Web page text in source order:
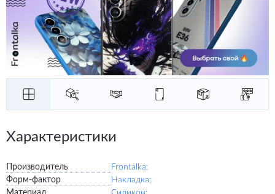
Характеристики
Производитель
Frontalka;
Форм-фактор
Накладка;